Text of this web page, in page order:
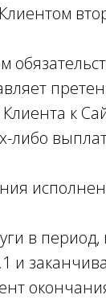
к
либо
в
и